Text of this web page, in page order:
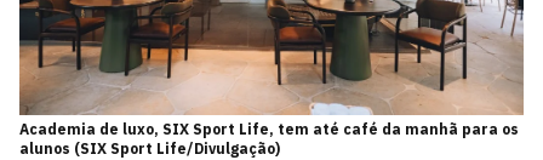
Academia de luxo, SIX Sport Life, tem até café da manhã para os
alunos (SIX Sport Life/Divulgação)